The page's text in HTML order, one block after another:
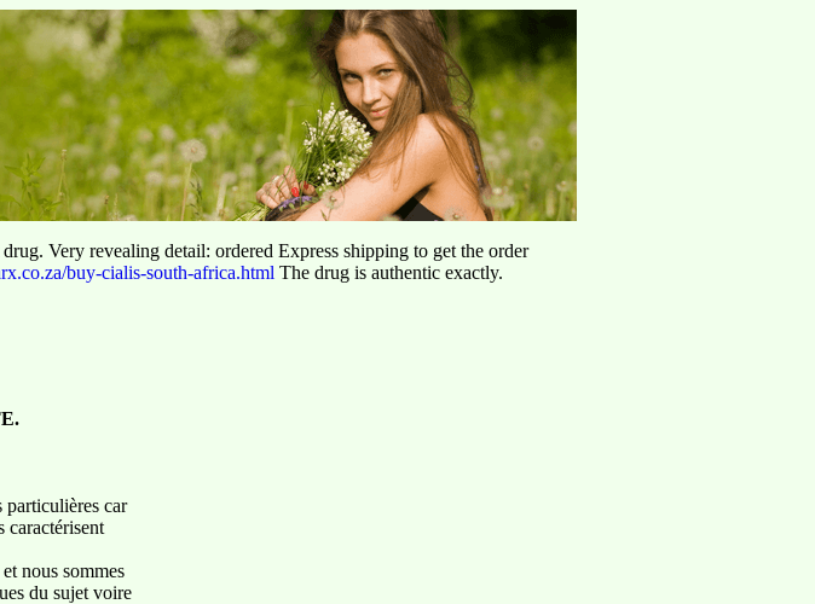
Very revealing detail: ordered Express shipping to get the order
buy-cialis-south-africa.html The drug is authentic exactly.
particulières car
caractérisent
nous sommes
du sujet voire